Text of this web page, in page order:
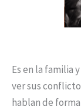
Es en la familia
ver sus
hablan de